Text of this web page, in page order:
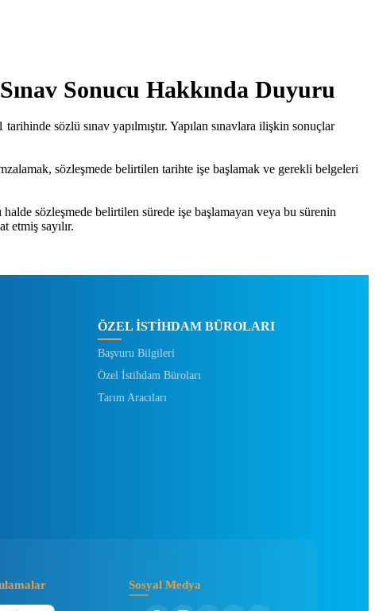
Sonucu Hakkında Duyuru
sözlü sınav yapılmıştır. Yapılan sınavlara ilişkin sonuçlar
sözleşmede belirtilen tarihte işe başlamak ve gerekli belgeleri
sözleşmede belirtilen sürede işe başlamayan veya bu sürenin
etmiş sayılır.
ÖZEL İSTİHDAM BÜROLARI
Başvuru Bilgileri
Özel İstihdam Büroları
Tarım Aracıları
Sosyal Medya